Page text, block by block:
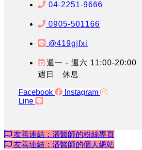
04-2251-9666
0905-501166
@419gjfxi
週一－週六 11:00-20:00
週日 休息
Facebook
Instagram
Line
友善連結：潘醫師的粉絲專頁
友善連結：潘醫師的個人網站